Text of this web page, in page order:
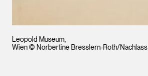
Leopold Museum,
Wien © Norbertine Bresslern-Roth/Nachlass